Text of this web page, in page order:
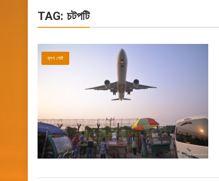
TAG: চটপটি
ব্লগ পোষ্ট